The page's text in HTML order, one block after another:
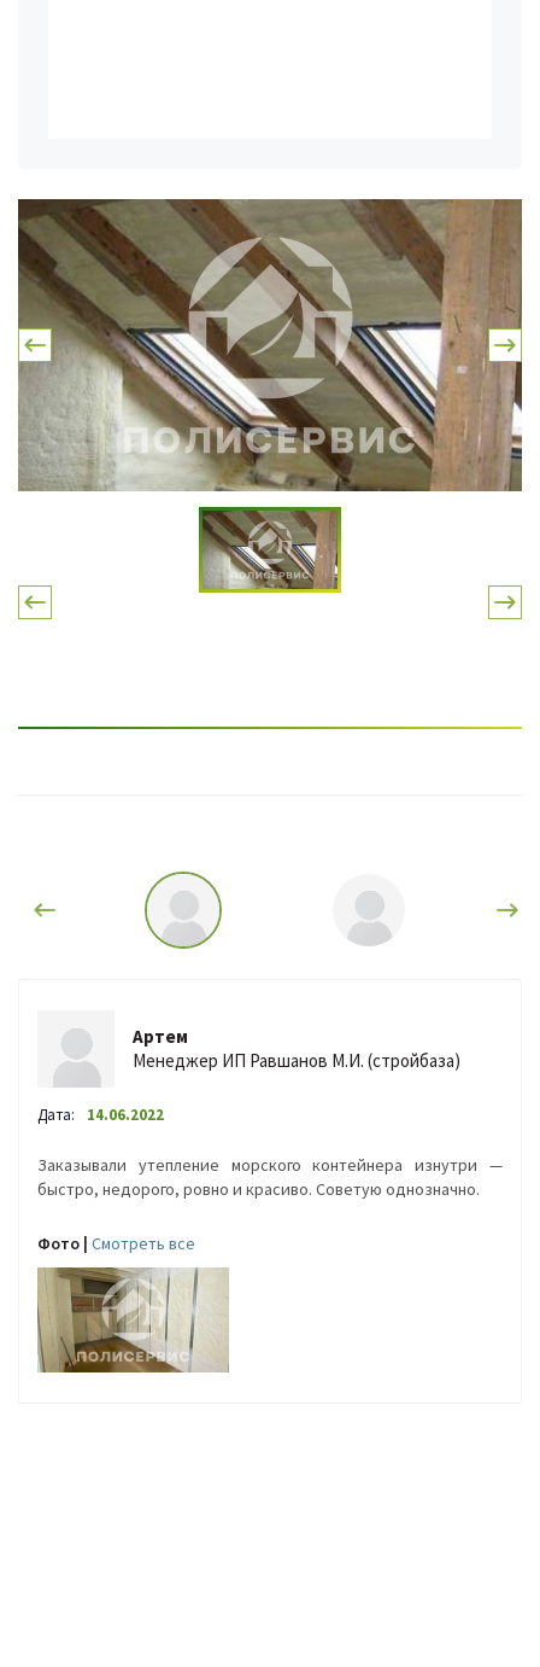
Артем
Менеджер ИП Равшанов М.И. (стройбаза)
Дата: 14.06.2022
Заказывали утепление морского контейнера изнутри —
быстро, недорого, ровно и красиво. Советую однозначно.
Фото | Cмотреть все